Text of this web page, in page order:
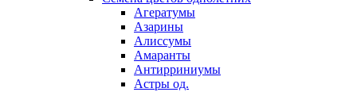
Агератумы
Азарины
Алиссумы
Амаранты
Антирриниумы
Астры од.